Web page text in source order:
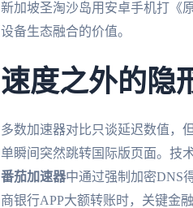
新加坡圣淘沙岛用安卓手机打《
设备生态融合的价值。
速度之外的隐
多数加速器对比只谈延迟数值，
单瞬间突然跳转国际版页面。技
番茄加速器中通过强制加密DNS
商银行APP大额转账时，关键金